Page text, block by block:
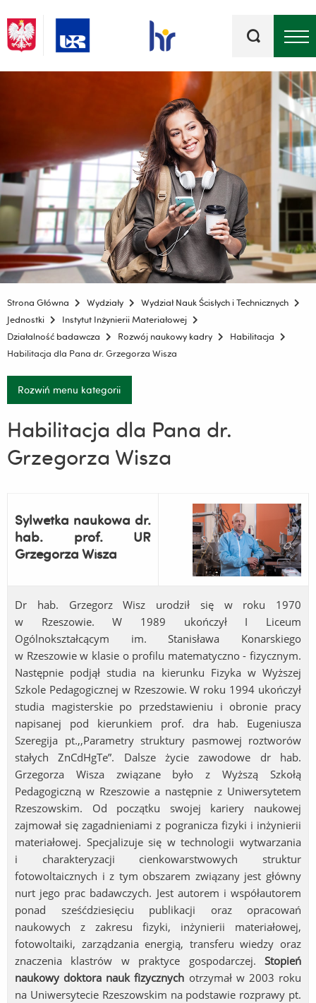
kluczowe
Strona Główna Wydziały
Wydział Nauk Ścisłych i Technicznych
Jednostki
Instytut Inżynierii Materiałowej
Działalność badawcza
Rozwój naukowy kadry
Habilitacja
Habilitacja dla Pana dr. Grzegorza Wisza
Rozwiń menu kategorii
Habilitacja dla Pana dr.
Grzegorza Wisza
Sylwetka naukowa dr.
hab. prof. UR
Grzegorza Wisza
Dr hab. Grzegorz Wisz urodził się w roku 1970
w Rzeszowie. W 1989 ukończył I Liceum
Ogólnokształcącym im. Stanisława Konarskiego
w Rzeszowie w klasie o profilu matematyczno - fizycznym.
Następnie podjął studia na kierunku Fizyka w Wyższej
Szkole Pedagogicznej w Rzeszowie. W roku 1994 ukończył
studia magisterskie po przedstawieniu i obronie pracy
napisanej pod kierunkiem prof. dra hab. Eugeniusza
Szeregija pt.,,Parametry struktury pasmowej roztworów
stałych ZnCdHgTe”. Dalsze życie zawodowe dr hab.
Grzegorza Wisza związane było z Wyższą Szkołą
Pedagogiczną w Rzeszowie a następnie z Uniwersytetem
Rzeszowskim. Od początku swojej kariery naukowej
zajmował się zagadnieniami z pogranicza fizyki i inżynierii
materiałowej. Specjalizuje się w technologii wytwarzania
i charakteryzacji cienkowarstwowych struktur
fotowoltaicznych i z tym obszarem związany jest główny
nurt jego prac badawczych. Jest autorem i współautorem
ponad sześćdziesięciu publikacji oraz opracowań
naukowych z zakresu fizyki, inżynierii materiałowej,
fotowoltaiki, zarządzania energią, transferu wiedzy oraz
znaczenia klastrów w praktyce gospodarczej. Stopień
naukowy doktora nauk fizycznych otrzymał w 2003 roku
na Uniwersytecie Rzeszowskim na podstawie rozprawy pt.